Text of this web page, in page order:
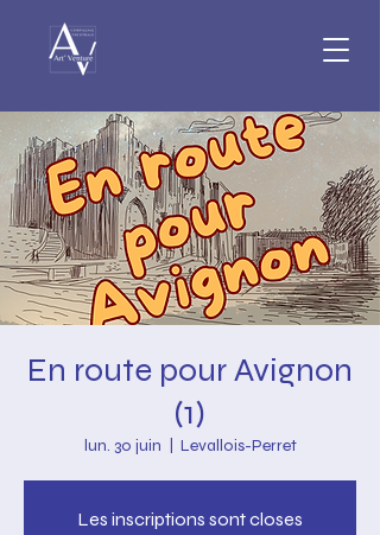
En route pour Avignon
(1)
lun. 30 juin Levallois-Perret
Les inscriptions sont closes